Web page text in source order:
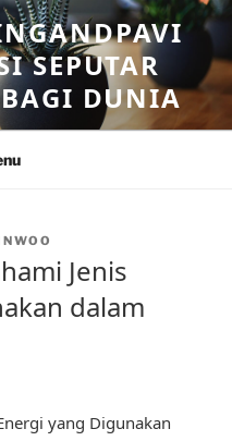
SEPUTAR
DUNIA
Jenis
dalam
yang Digunakan